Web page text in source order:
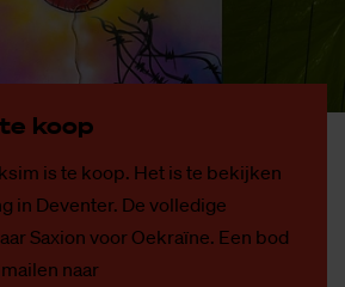
koop
is te koop. Het is te bekijken
in Deventer. De volledige
Saxion voor Oekraïne. Een bod
naar